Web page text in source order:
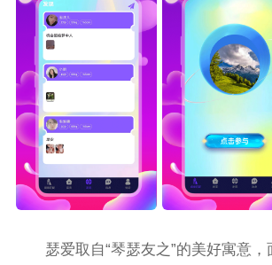
瑟爱取自“琴瑟友之”的美好寓意